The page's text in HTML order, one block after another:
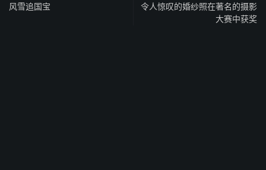
风雪追国宝
令人惊叹的婚纱照在著名的摄影
大赛中获奖